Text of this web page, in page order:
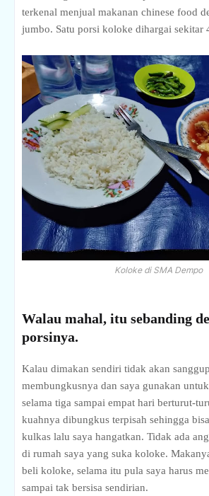
terkenal menjual makanan chinese food
jumbo. Satu porsi koloke dihargai sekitar
Koloke di SMA Dempo
Walau mahal, itu sebanding
porsinya.
Kalau dimakan sendiri tidak akan
membungkusnya dan saya gunakan
selama tiga sampai empat hari berturut-
kuahnya dibungkus terpisah sehingga
kulkas lalu saya hangatkan. Tidak ada
di rumah saya yang suka koloke.
beli koloke, selama itu pula saya harus
sampai tak bersisa sendirian.